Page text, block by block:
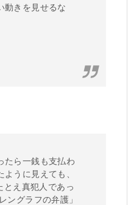
動きを見せるな
たら一銭も支払わ
うに見えても、
とえ真犯人であっ
ングラフの弁護」